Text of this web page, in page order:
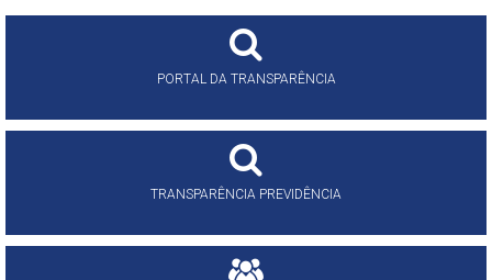
PORTAL DA TRANSPARÊNCIA
TRANSPARÊNCIA PREVIDÊNCIA